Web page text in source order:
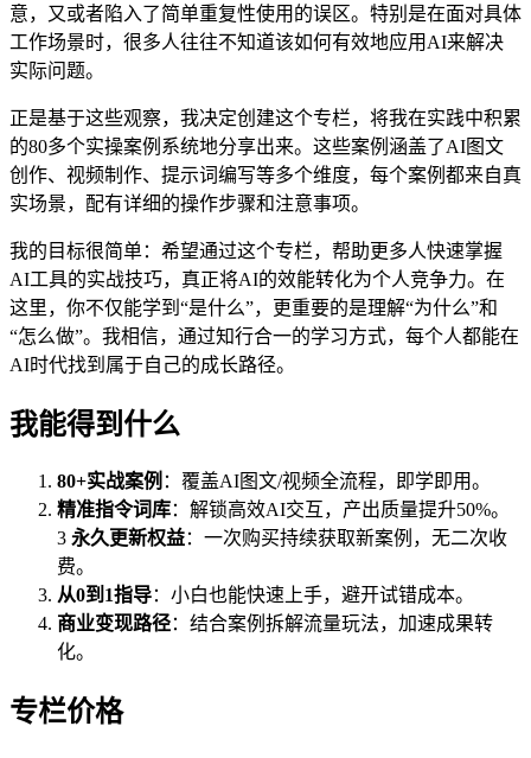
意，又或者陷入了简单重复性使用的误区。特别是在面对具体
工作场景时，很多人往往不知道该如何有效地应用AI来解决
实际问题。
正是基于这些观察，我决定创建这个专栏，将我在实践中积累
的80多个实操案例系统地分享出来。这些案例涵盖了AI图文
创作、视频制作、提示词编写等多个维度，每个案例都来自真
实场景，配有详细的操作步骤和注意事项。
我的目标很简单：希望通过这个专栏，帮助更多人快速掌握
AI工具的实战技巧，真正将AI的效能转化为个人竞争力。在
这里，你不仅能学到“是什么”，更重要的是理解“为什么”和
“怎么做”。我相信，通过知行合一的学习方式，每个人都能在
AI时代找到属于自己的成长路径。
我能得到什么
80+实战案例 ：覆盖AI图文/视频全流程，即学即用。
精准指令词库：解锁高效AI交互，产出质量提升50%。
3 永久更新权益：一次购买持续获取新案例，无二次收
费。
从0到1指导：小白也能快速上手，避开试错成本。
商业变现路径：结合案例拆解流量玩法，加速成果转
化。
专栏价格